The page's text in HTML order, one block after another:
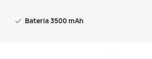
Bateria 3500 mAh